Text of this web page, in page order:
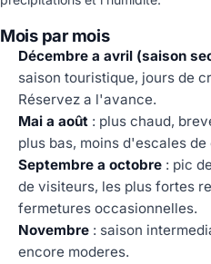
Mois par mois
Décembre a avril (saison
saison touristique, jours de
Réservez a l'avance.
Mai a août : plus chaud,
plus bas, moins d'escales
Septembre a octobre : pic
de visiteurs, les plus fortes
fermetures occasionnelles.
Novembre : saison
encore moderes.